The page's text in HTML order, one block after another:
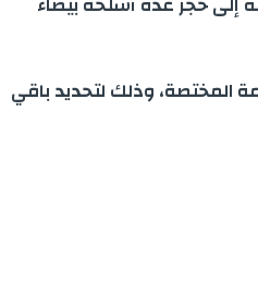
المختصة، وذلك لتحديد باقي